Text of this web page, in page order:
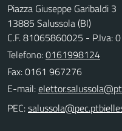
Piazza Giuseppe Garibaldi 3
13885 Salussola (BI)
C.F. 81065860025 - P.Iva:
Telefono:0161998124
Fax: 0161 967276
E-mail:
PEC: